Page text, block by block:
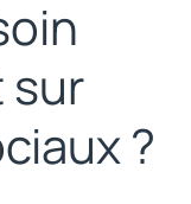
sur
?